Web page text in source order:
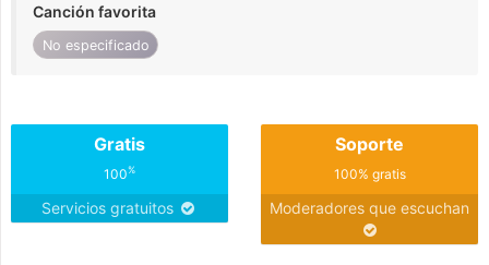
Canción favorita
No especificado
Gratis
100%
Servicios gratuitos
Soporte
100% gratis
Moderadores que escuchan